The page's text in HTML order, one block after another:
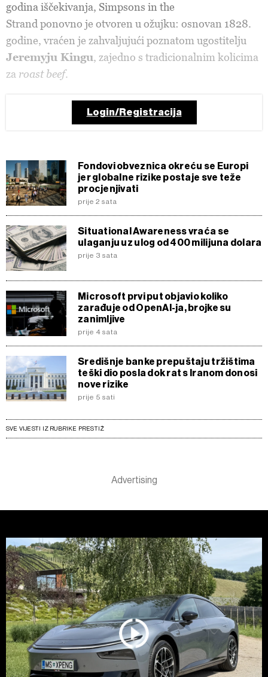
godina iščekivanja, Simpsons in the
Strand ponovno je otvoren u ožujku: osnovan 1828.
godine, vraćen je zahvaljujući poznatom ugostitelju
Jeremyju Kingu, zajedno s tradicionalnim kolicima
za roast beef.
Login/Registracija
Fondovi obveznica okreću se Europi
jer globalne rizike postaje sve teže
procjenjivati
prije 2 sata
Situational Awareness vraća se
ulaganju uz ulog od 400 milijuna dolara
prije 3 sata
Microsoft prvi put objavio koliko
zarađuje od OpenAI-ja, brojke su
zanimljive
prije 4 sata
Središnje banke prepuštaju tržištima
teški dio posla dok rat s Iranom donosi
nove rizike
prije 5 sati
SVE VIJESTI IZ RUBRIKE PRESTIŽ